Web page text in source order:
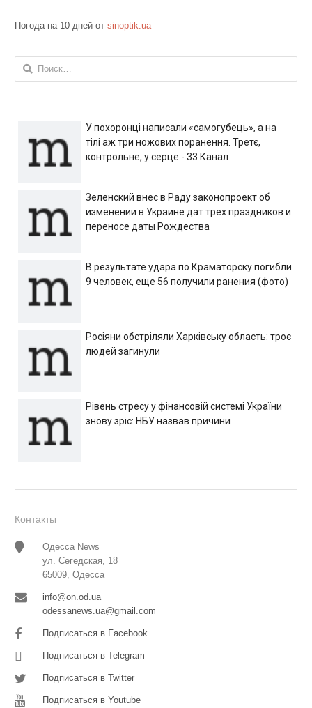
Погода на 10 дней от sinoptik.ua
Найти:
У похоронці написали «самогубець», а на
тілі аж три ножових поранення. Третє,
контрольне, у серце - 33 Канал
Зеленский внес в Раду законопроект об
изменении в Украине дат трех праздников и
переносе даты Рождества
В результате удара по Краматорску погибли
9 человек, еще 56 получили ранения (фото)
Росіяни обстріляли Харківську область: троє
людей загинули
Рівень стресу у фінансовій системі України
знову зріс: НБУ назвав причини
Контакты
Одесса News
ул. Сегедская, 18
65009, Одесса
info@on.od.ua
odessanews.ua@gmail.com
Подписаться в Facebook
Подписаться в Telegram
Подписаться в Twitter
Подписаться в Youtube